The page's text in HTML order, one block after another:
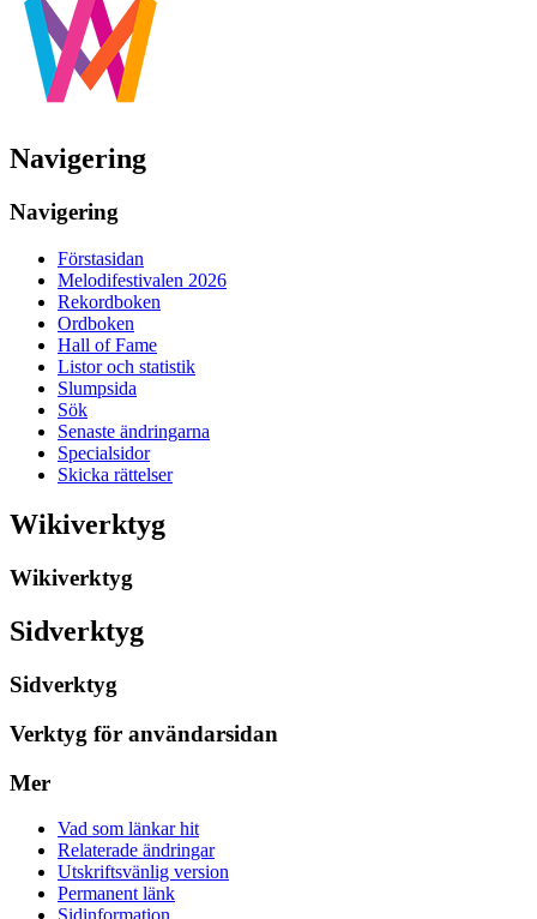
Navigering
Navigering
Förstasidan
Melodifestivalen 2026
Rekordboken
Ordboken
Hall of Fame
Listor och statistik
Slumpsida
Sök
Senaste ändringarna
Specialsidor
Skicka rättelser
Wikiverktyg
Wikiverktyg
Sidverktyg
Sidverktyg
Verktyg för användarsidan
Mer
Vad som länkar hit
Relaterade ändringar
Utskriftsvänlig version
Permanent länk